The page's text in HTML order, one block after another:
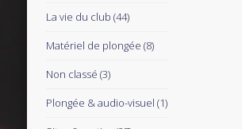
La vie du club (44)
Matériel de plongée (8)
Non classé (3)
Plongée & audio-visuel (1)